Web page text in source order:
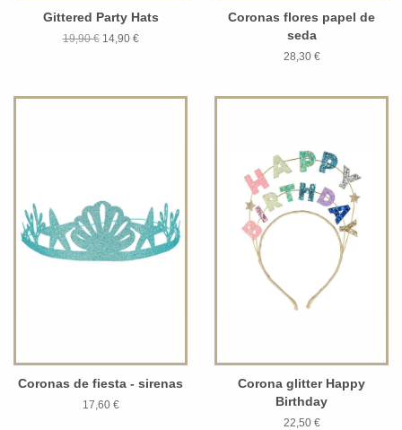
Gittered Party Hats
19,90 €14,90 €
Coronas flores papel de
seda
28,30 €
Coronas de fiesta - sirenas
17,60 €
Corona glitter Happy
Birthday
22,50 €